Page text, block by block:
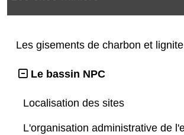
Les gisements de charbon et lignite
Le bassin NPC
Localisation des sites
L'organisation administrative de